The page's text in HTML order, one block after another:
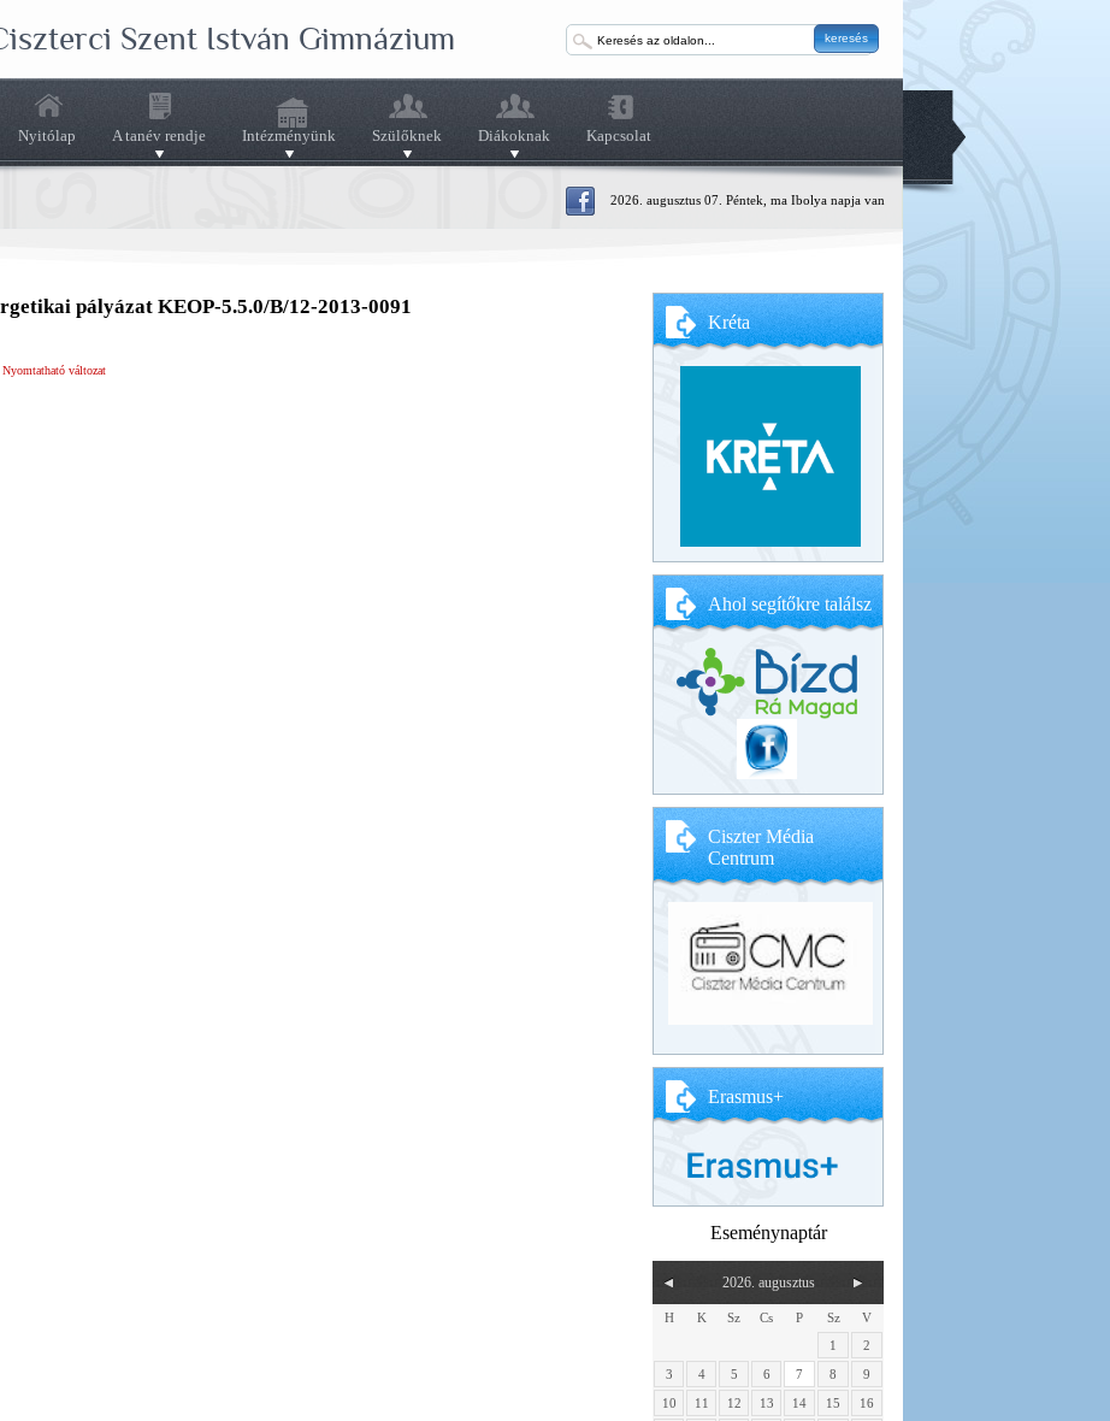
Szent István Gimnázium keresés
Nyitólap A tanév rendje Intézményünk Szülőknek Diákoknak Kapcsolat
2026. augusztus 07. Péntek, ma Ibolya napja van
pályázat KEOP-5.5.0/B/12-2013-0091
Nyomtatható változat
Kréta
Ahol segítőkre találsz
Ciszter Média
Centrum
Erasmus+
Eseménynaptár
2026. augusztus
H K Sz Cs P Sz
V
1
2
3
4 5 6 7 8
9
10
11 12 13 14 15
16